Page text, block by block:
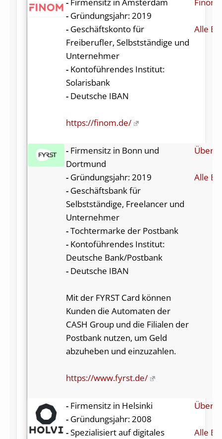
-Gründungsjahr: 2019
-Geschäftskonto für
Freiberufler, Selbstständige und
Unternehmer
-Kontoführendes Institut:
Solarisbank
-Deutsche IBAN
https://finom.de/
Alle
-Firmensitz in Bonn und
Dortmund
-Gründungsjahr: 2019
-Geschäftsbank für
Selbstständige, Freelancer und
Unternehmer
-Tochtermarke der Postbank
-Kontoführendes Institut:
Deutsche Bank/Postbank
-Deutsche IBAN
Mit der FYRST Card können
Kunden die Automaten der
CASH Group und die Filialen der
Postbank nutzen, um Geld
abzuheben und einzuzahlen.
https://www.fyrst.de/
Über
Alle
-Firmensitz in Helsinki
-Gründungsjahr: 2008
-Spezialisiert auf digitales
Über
Alle